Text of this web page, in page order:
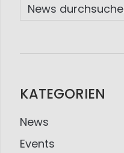
KATEGORIEN
News
Events